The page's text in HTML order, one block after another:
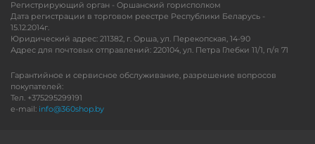
Регистрирующий орган - Оршанский горисполком
Дата регистрации в торговом реестре Республики Беларусь -
15.12.2014г.
Юридический адрес: 211382, г. Орша, ул. Перекопская, 14-90
Адрес для почтовых отправлений: 220104, ул. Петра Глебки 11/1, п/я 71
Гарантийное и сервисное обслуживание, разрешение вопросов
покупателей:
Тел. +375295299191
e-mail: info@360shop.by